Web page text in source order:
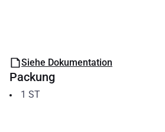
Siehe Dokumentation
Packung
1 ST